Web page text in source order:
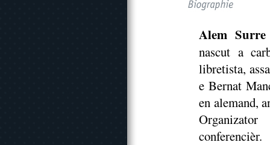
Alem
nascut a
libretista,
e Bernat
en alemand,
conferencièr.